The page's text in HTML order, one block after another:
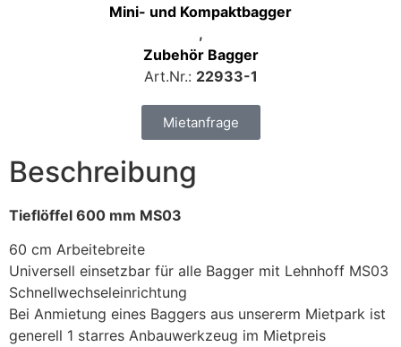
Mini- und Kompaktbagger
,
Zubehör Bagger
Art.Nr.: 22933-1
Mietanfrage
Beschreibung
Tieflöffel 600 mm MS03
60 cm Arbeitebreite
Universell einsetzbar für alle Bagger mit Lehnhoff MS03
Schnellwechseleinrichtung
Bei Anmietung eines Baggers aus unsererm Mietpark ist
generell 1 starres Anbauwerkzeug im Mietpreis